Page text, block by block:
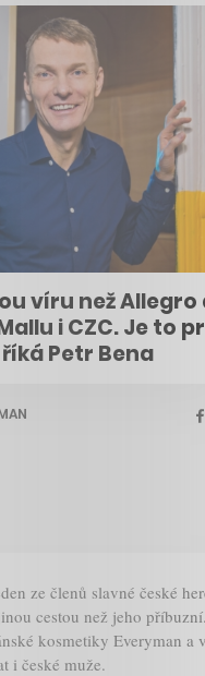
víru než Allegro
i CZC. Je to
Petr Bena
ze členů slavné české
cestou než jeho
kosmetiky Everyman a
i české muže.